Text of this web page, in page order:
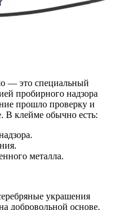
— это специальный
пробирного надзора
прошло проверку и
В клейме обычно есть:
металла.
украшения
добровольной основе.